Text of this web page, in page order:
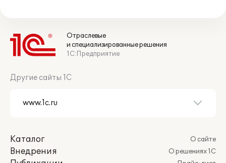
Отраслевые
и специализированные решения
1С:Предприятие
Другие сайты 1С
Каталог
Внедрения
О сайте
О решениях 1С